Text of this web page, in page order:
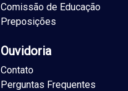
Comissão de Educação
Preposições
Ouvidoria
Contato
Perguntas Frequentes